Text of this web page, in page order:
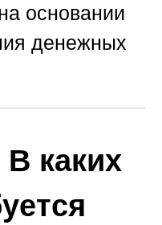
основании
денежных
каких